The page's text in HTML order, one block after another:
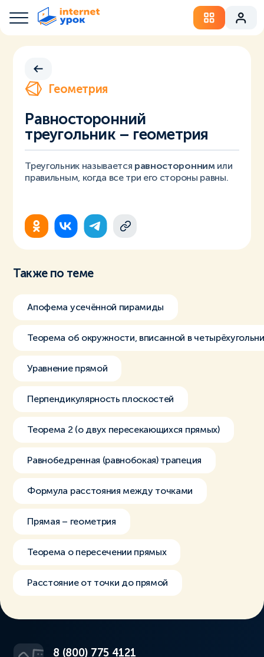
Геометрия
Равносторонний
треугольник – геометрия
Треугольник называется равносторонним или
правильным, когда все три его стороны равны.
Также по теме
Апофема усечённой пирамиды
Теорема об окружности, вписанной в
Уравнение прямой
Перпендикулярность плоскостей
Теорема 2 (о двух пересекающихся прямых)
Равнобедренная (равнобокая) трапеция
Формула расстояния между точками
Прямая – геометрия
Теорема о пересечении прямых
Расстояние от точки до прямой
8 (800) 775 4121